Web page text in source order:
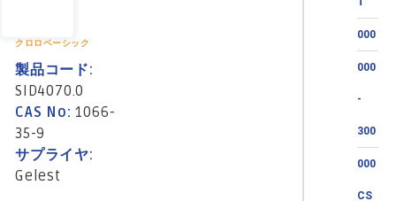
000
000
-
300
000
CS
クロロベーシック
製品コード:
SID4070.0
CAS No:1066-
35-9
サプライヤ:
Gelest